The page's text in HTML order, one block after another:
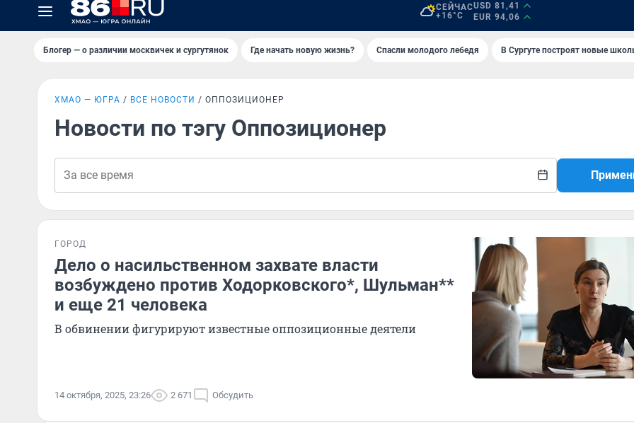
СЕЙЧАС
+16°C
USD 81,41
EUR 94,06
Блогер — о различии москвичек и сургутянок Где начать новую жизнь? Спасли молодого лебедя В Сургуте построят новые
ХМАО — ЮГРА ВСЕ НОВОСТИ ОППОЗИЦИОНЕР
Новости по тэгу Оппозиционер
ГОРОД
Дело о насильственном захвате власти
возбуждено против Ходорковского*, Шульман**
и еще 21 человека
В обвинении фигурируют известные оппозиционные деятели
14 октября, 2025, 23:26 2 671 Обсудить